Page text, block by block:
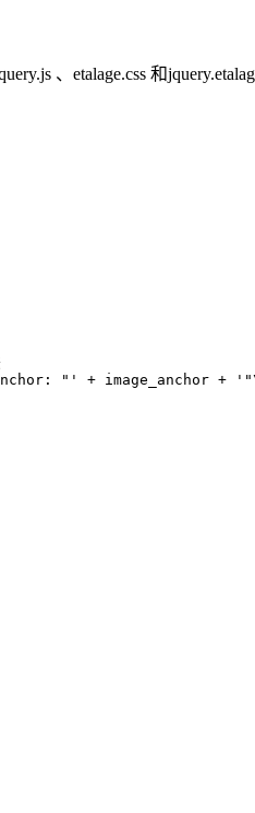
、etalage.css 和
"' + image_anchor +